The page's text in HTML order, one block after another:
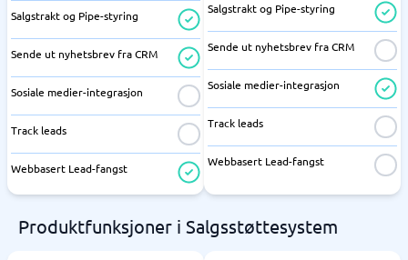
Salgstrakt og Pipe-styring
Sende ut nyhetsbrev fra CRM
Sosiale medier-integrasjon
Track leads
Webbasert Lead-fangst
Salgstrakt og Pipe-styring
Sende ut nyhetsbrev fra CRM
Sosiale medier-integrasjon
Track leads
Webbasert Lead-fangst
Produktfunksjoner i Salgsstøttesystem